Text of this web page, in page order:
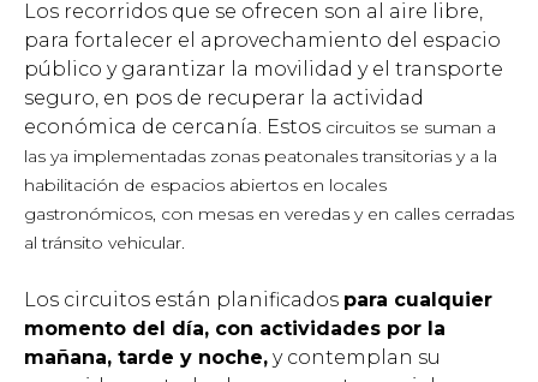
Los recorridos que se ofrecen son al aire libre,
para fortalecer el aprovechamiento del espacio
público y garantizar la movilidad y el transporte
seguro, en pos de recuperar la actividad
económica de cercanía. Estos circuitos se suman a
las ya implementadas zonas peatonales transitorias y a la
habilitación de espacios abiertos en locales
gastronómicos, con mesas en veredas y en calles cerradas
al tránsito vehicular.
Los circuitos están planificados para cualquier
momento del día, con actividades por la
mañana, tarde y noche, y contemplan su